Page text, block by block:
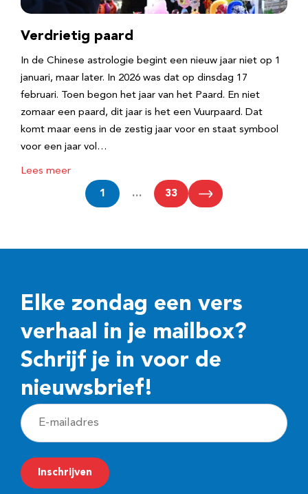
Verdrietig paard
In de Chinese astrologie begint een nieuw jaar niet op 1
januari, maar later. In 2026 was dat op dinsdag 17
februari. Toen begon het jaar van het Paard. En niet
zomaar een paard, dit jaar is het een Vuurpaard. Dat
komt maar eens in de zestig jaar voor en staat symbool
voor een jaar vol…
Lees meer
1 … 33
Elke zondag een vers
verhaal in je mailbox?
Schrijf je in voor de
nieuwsbrief!
E
-
m
a
Inschrijven